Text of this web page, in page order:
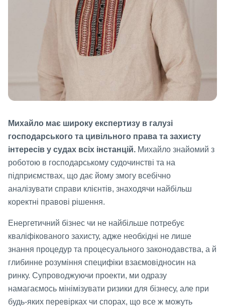
Михайло має широку експертизу в галузі
господарського та цивільного права та захисту
інтересів у судах всіх інстанцій. Михайло знайомий з
роботою в господарському судочинстві та на
підприємствах, що дає йому змогу всебічно
аналізувати справи клієнтів, знаходячи найбільш
коректні правові рішення.
Енергетичний бізнес чи не найбільше потребує
кваліфікованого захисту, адже необхідні не лише
знання процедур та процесуального законодавства, а й
глибинне розуміння специфіки взаємовідносин на
ринку. Супроводжуючи проекти, ми одразу
намагаємось мінімізувати ризики для бізнесу, але при
будь-яких перевірках чи спорах, що все ж можуть